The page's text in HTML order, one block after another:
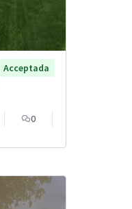
Acceptada
0